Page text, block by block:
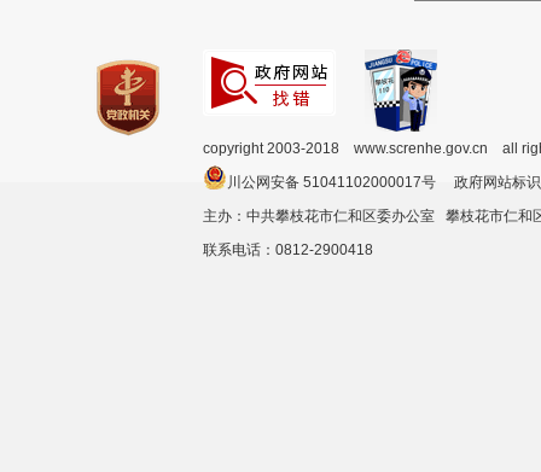
copyright 2003-2018 www.screnhe.gov.cn all
川公网安备 51041102000017号 政府网站
主办：中共攀枝花市仁和区委办公室 攀枝花市仁
联系电话：0812-2900418